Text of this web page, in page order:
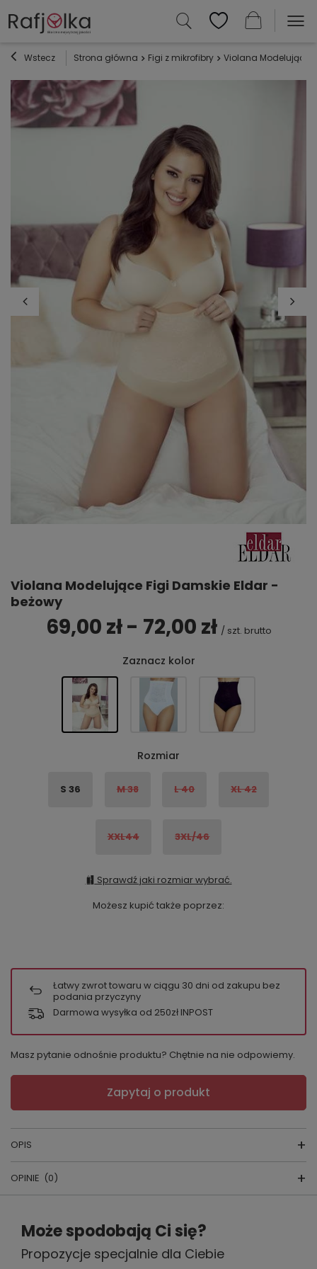
Wstecz Strona główna Figi z mikrofibry Violana Modelujące
Violana Modelujące Figi Damskie Eldar -
beżowy
69,00 zł - 72,00 zł / szt. brutto
Zaznacz kolor
Rozmiar
S 36 M 38 L 40 XL 42
XXL44 3XL/46
Sprawdź jaki rozmiar wybrać.
Możesz kupić także poprzez:
Łatwy zwrot towaru w ciągu 30 dni od zakupu bez
podania przyczyny
Darmowa wysyłka od 250zł INPOST
Masz pytanie odnośnie produktu? Chętnie na nie odpowiemy.
Zapytaj o produkt
OPIS
FIGI Violana
KOLOR:beżowy,czarny,biały
PRODUCENT:
OPINIE (0)
Napisz swoją opinię
Twoja ocena:
Może spodobają Ci się?
Propozycje specjalnie dla Ciebie